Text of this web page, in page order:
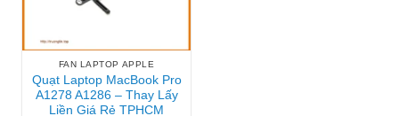
FAN LAPTOP APPLE
Quạt Laptop MacBook Pro
A1278 A1286 – Thay Lấy
Liền Giá Rẻ TPHCM